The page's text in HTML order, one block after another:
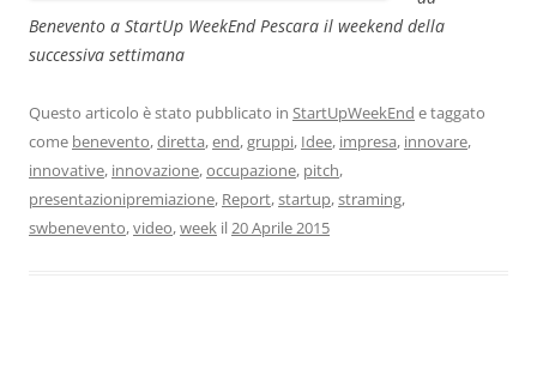
Benevento a StartUp WeekEnd Pescara il weekend della
successiva settimana
Questo articolo è stato pubblicato in StartUpWeekEnd e taggato
come benevento,diretta,end,gruppi, Idee, impresa, innovare,
innovative, innovazione,occupazione, pitch,
presentazionipremiazione, Report,startup,straming,
swbenevento,video,week il20 Aprile 2015